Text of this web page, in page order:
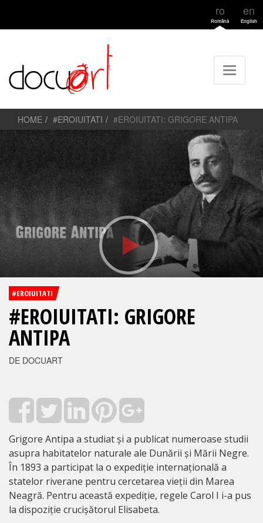
ro
Română
en
English
HOME #EROIUITATI #EROIUITATI: GRIGORE ANTIPA
#EROIUITATI
#EROIUITATI: GRIGORE
ANTIPA
DE DOCUART
Grigore Antipa a studiat și a publicat numeroase studii
asupra habitatelor naturale ale Dunării și Mării Negre.
În 1893 a participat la o expediție internațională a
statelor riverane pentru cercetarea vieții din Marea
Neagră. Pentru această expediție, regele Carol I i-a pus
la dispoziție crucișătorul Elisabeta.